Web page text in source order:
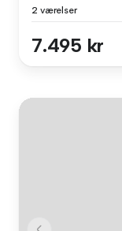
2 værelser
7.495 kr